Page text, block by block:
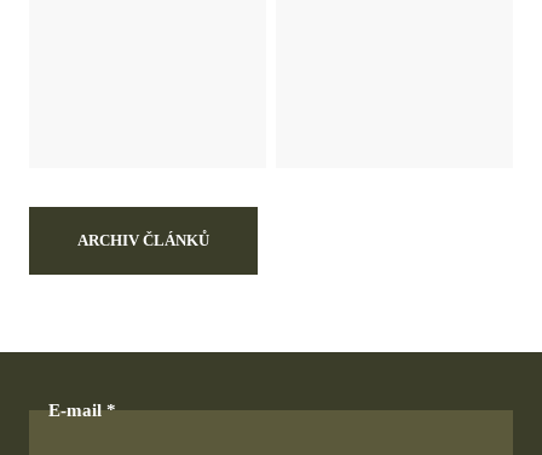
ARCHIV ČLÁNKŮ
E-mail